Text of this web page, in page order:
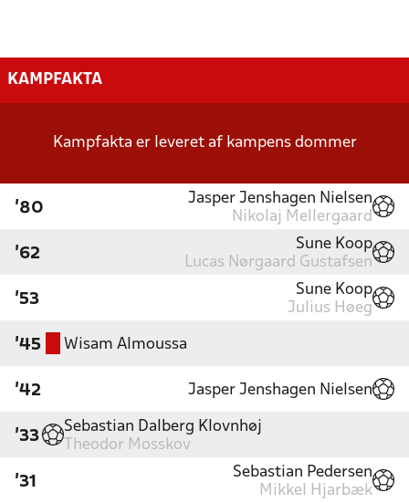
KAMPFAKTA
Kampfakta er leveret af kampens dommer
'80
Jasper Jenshagen Nielsen
Nikolaj Mellergaard
'62
Sune Koop
Lucas Nørgaard Gustafsen
'53
Sune Koop
Julius Høeg
'45 Wisam Almoussa
'42 Jasper Jenshagen Nielsen
'33
Sebastian Dalberg Klovnhøj
Theodor Mosskov
'31
Sebastian Pedersen
Mikkel Hjarbæk